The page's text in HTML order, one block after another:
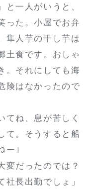
と一人がいうと、
った。小屋でお弁
隼人芋の干し芋は
土食です。おしゃ
。それにしても海
険はなかったので
てね、息が苦しく
て。そうすると船
ー」
変だったのでは？
社長出勤でしょ」